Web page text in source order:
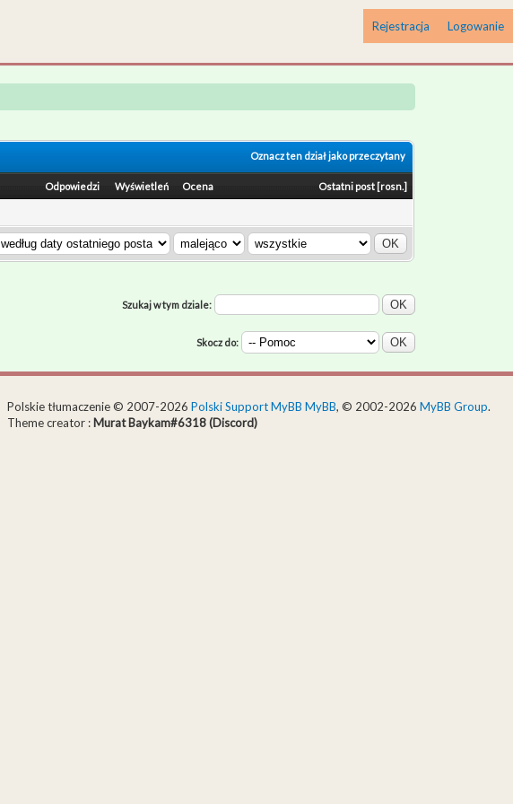
Logowanie
Rejestracja
Oznacz ten dział jako przeczytany
Odpowiedzi Wyświetleń Ocena Ostatni post [rosn.]
Szukaj w tym dziale:
Skocz do:
Polskie tłumaczenie © 2007-2026 Polski Support MyBB MyBB, © 2002-2026 MyBB Group.
Theme creator : Murat Baykam#6318 (Discord)